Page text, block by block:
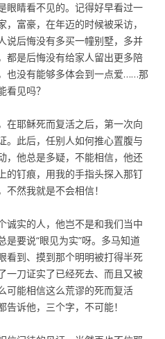
眼睛看不见的。记得好早看过一
富豪，在年迈的时候被采访，
说后悔没有多买一幢别墅，多并
都是后悔没有给家人留出更多陪
也没有能够多体会到一点爱……那
看见吗？
在耶稣死而复活之后，第一次向
。此后，任别人如何推心置腹与
，他总是多疑，不能相信，他还
的钉痕，用我的手指头探入那钉
然我就是不会相信！
诚实的人，他岂不是和我们当中
是要说“眼见为实”呀。多马知道
看到、摸到那个明明被打得半死
一刀证实了已经死去、而且又被
可能相信这么荒谬的死而复活
诉他，三个字，不可能！